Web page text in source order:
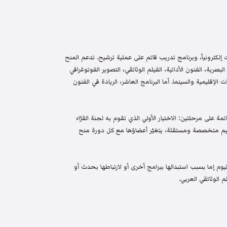
وبرنامج تدريب قائم على عملية ترشيح. تدعم المنح
الفنون الأدائية، الفيلم الوثائقي، التصوير الفوتوغرافي
والسينما. أما البرنامج العاشر، الريادة في الفنون
قائمة على مرحلتين: الاختيار الأولي الذي تقوم به لجنة القرّاء
متخصصة ومستقلة، يتغيّر أعضاؤها مع كل دورة منح
إما بسبب استبدالها ببرامج أخرى أو لارتباطها بحدث أو
الوثائقي العربي.